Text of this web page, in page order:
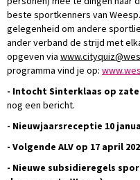
beste sportkenners van
gelegenheid om andere
ander verband de strijd met
opgeven via ziuqytic.www
programma vind je op:
- Intocht Sinterklaas op
nog een bericht.
- Nieuwjaarsreceptie 10
- Volgende ALV op 17 april
- Nieuwe subsidieregels